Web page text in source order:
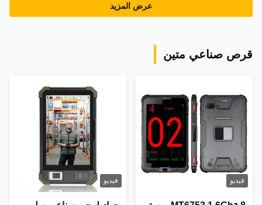
عرض المزيد
قرص صناعي متين
فيديو فيديو